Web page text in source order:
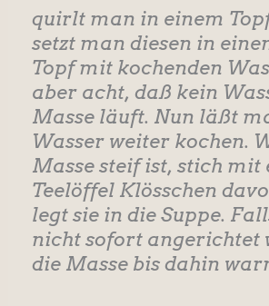
quirlt man in einem
setzt man diesen in
Topf mit kochenden
aber acht, daß kein
Masse läuft. Nun läßt
Wasser weiter kochen.
Masse steif ist, stich mit
Teelöffel Klösschen
legt sie in die Suppe.
nicht sofort angerichtet
die Masse bis dahin